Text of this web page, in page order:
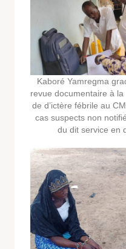
Kaboré Yamregma
revue documentaire à
de d’ictère fébrile au
cas suspects non
du dit service en